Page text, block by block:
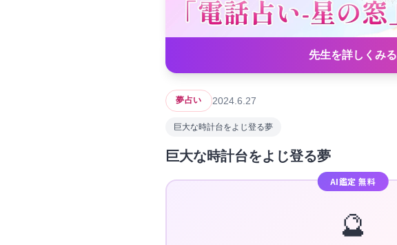
先生を詳しくみる
夢占い 2024.6.27
巨大な時計台をよじ登る夢
巨大な時計台をよじ登る夢
AI鑑定 無料
🔮